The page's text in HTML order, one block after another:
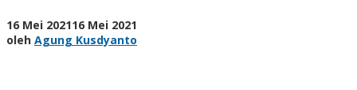
Lebaran
16 Mei 202116 Mei 2021
Agung
oleh Agung Kusdyanto